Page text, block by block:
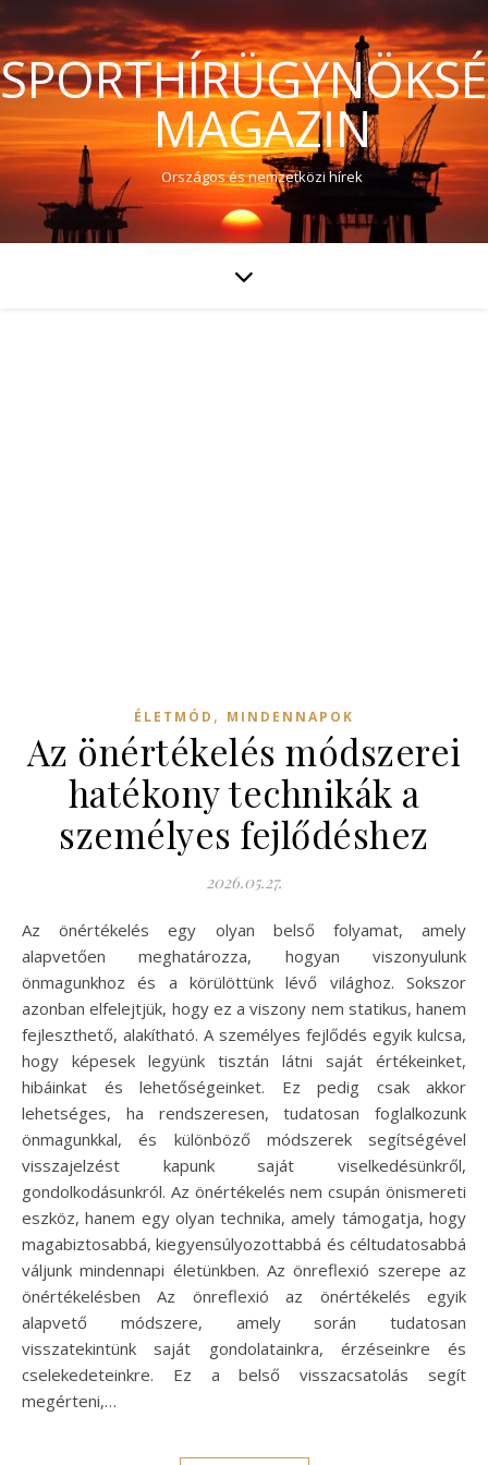
MAGAZIN
Országos és nemzetközi hírek
ÉLETMÓD , MINDENNAPOK
Az önértékelés módszerei
hatékony technikák a
személyes fejlődéshez
2026.05.27.
Az önértékelés egy olyan belső folyamat, amely
alapvetően meghatározza, hogyan viszonyulunk
önmagunkhoz és a körülöttünk lévő világhoz. Sokszor
azonban elfelejtjük, hogy ez a viszony nem statikus, hanem
fejleszthető, alakítható. A személyes fejlődés egyik kulcsa,
hogy képesek legyünk tisztán látni saját értékeinket,
hibáinkat és lehetőségeinket. Ez pedig csak akkor
lehetséges, ha rendszeresen, tudatosan foglalkozunk
önmagunkkal, és különböző módszerek segítségével
visszajelzést kapunk saját viselkedésünkről,
gondolkodásunkról. Az önértékelés nem csupán önismereti
eszköz, hanem egy olyan technika, amely támogatja, hogy
magabiztosabbá, kiegyensúlyozottabbá és céltudatosabbá
váljunk mindennapi életünkben. Az önreflexió szerepe az
önértékelésben Az önreflexió az önértékelés egyik
alapvető módszere, amely során tudatosan
visszatekintünk saját gondolatainkra, érzéseinkre és
cselekedeteinkre. Ez a belső visszacsatolás segít
megérteni,…